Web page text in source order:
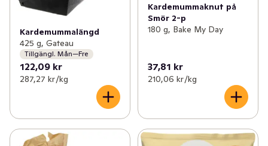
Kardemummalängd
425 g, Gateau
Tillgängl. Mån—Fre
122,09 kr
287,27 kr /kg
Kardemummaknut på
Smör 2-p
180 g, Bake My Day
37,81 kr
210,06 kr /kg